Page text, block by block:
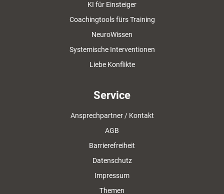
KI für Einsteiger
Coachingtools fürs Training
NeuroWissen
Systemische Interventionen
Liebe Konflikte
Service
Ansprechpartner / Kontakt
AGB
Barrierefreiheit
Datenschutz
Impressum
Themen